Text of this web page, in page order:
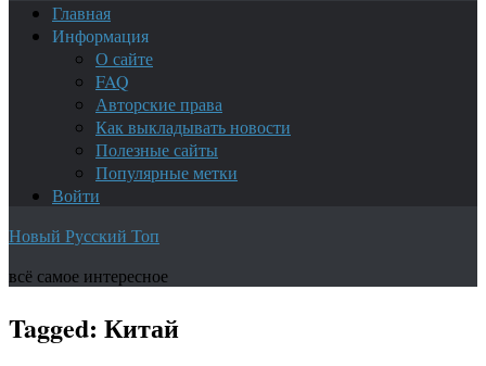
Главная
Информация
О сайте
FAQ
Авторские права
Как выкладывать новости
Полезные сайты
Популярные метки
Войти
Новый Русский Топ
всё самое интересное
Tagged: Китай